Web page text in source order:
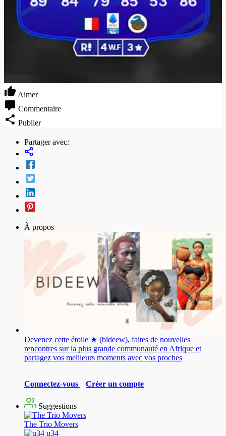
Aimer
Commentaire
Publier
Partager avec:
À propos
Devenez cette étoile ★ (bideew), faites de nouvelles
rencontres sur la plus grande communauté en Afrique et
partagez vos meilleurs moments avec vos proches
Connectez-vous | Créer un compte
Suggestions
The Trio Movers